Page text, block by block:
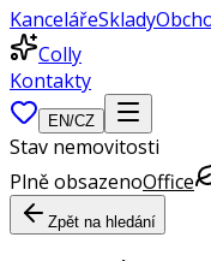
KancelářeSklady
Colly
Kontakty
EN/CZ
Stav nemovitosti
Plně obsazenoOffice
Zpět na hledání